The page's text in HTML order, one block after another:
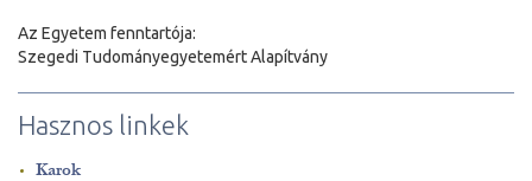
Az Egyetem fenntartója:
Szegedi Tudományegyetemért Alapítvány
Hasznos linkek
Karok